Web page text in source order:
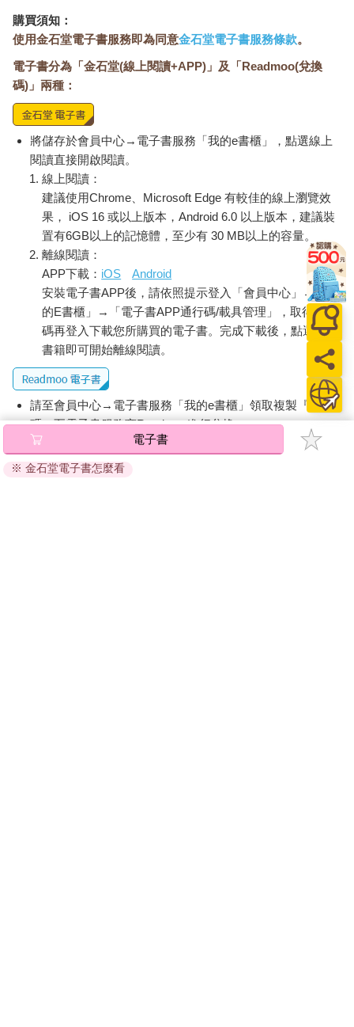
男人很感興趣。他到底是誰？難道他很有錢，買炸蘋果圈只是為
了浪費不吃嗎？他第五次來訪、第五次未動過炸蘋果圈、第五次
和分析，甚至可以成為她哲學論文的主題。
她在廢棄商場旁的社區大學，參加了名為「認知」的暑期課程。
毫無疑問，以這男人為主題，探討面對他時會碰上的哲學問題，
或許能夠讓泰維在班上得到A級分，並給明年的大學招生委員留下
深刻的印象。說不定還能讓她贏得一筆豐厚的獎學金，帶她逃離
這座令人發愁的蕭索之城。
「認知」一開始會引起泰維的注意，是因為那堂課不需要先修任
何的數學課程；課堂內容只包括閱讀、完成一篇十五頁的論文，
以及參加早晨講座，而這些都可以在下午回家睡覺之前完成。泰
維不太能理解大多數的文本，但她覺得教授肯定也是如此，因為
他看起來就像社區大學在街上找來的流浪漢。儘管如此，閱讀維
根斯坦（Wittgenstein）仍非常適合拿來打發深夜時刻。
泰維的母親僅僅在一瞥之間，就知道他是高棉人——這激起了泰
維對那位男人的興趣，想以哲學的角度再更認識他。
男人第三次到訪時，凱莉疑惑地皺起鼻子，低聲問道：「妳是怎
麼確定的？」
索西將展示櫃裡的甜甜圈整理好，瞧了一眼男人並說：「他當然
是高棉人啊。」當然，這使泰維抬起頭來，將視線離開了書本。
當然，泰維盯著那男人看的時候，母親的聲音也在她的腦海中迴
響著。當然，當然。
在泰維十六年的生命中，她的父母總能憑直覺就知道誰是高棉
人，誰又明顯不是——這一直使她感到相當驚奇又沮喪。只要做
了一些很普通的事情，例如喝一杯冰水，父親就會在房間的另一
頭喊道：「大屠殺的時候根本不會有冰塊！」他接著感嘆，「我
購買須知：
使用金石堂電子書服務即為同意金石堂電子書服務條款。
電子書分為「金石堂(線上閱讀+APP)」及「Readmoo(兌換
碼)」兩種：
將儲存於會員中心→電子書服務「我的e書櫃」，點選線上
閱讀直接開啟閱讀。
線上閱讀：
建議使用Chrome、Microsoft Edge 有較佳的線上瀏覽效
果， iOS 16 或以上版本，Android 6.0 以上版本，建議裝
置有6GB以上的記憶體，至少有 30 MB以上的容量。
離線閱讀：
APP下載： iOS
Android
安裝電子書APP後，請依照提示登入「會員中心」→「我
的E書櫃」→「電子書APP通行碼/載具管理」，取得通行
碼再登入下載您所購買的電子書。完成下載後，點選任一
書籍即可開始離線閱讀。
請至會員中心→電子書服務「我的e書櫃」領取複製『兌換
碼』至電子書服務商Readmoo進行兌換。
退換貨須知：
因版權保護，您在金石堂所購買的電子書僅能以金石堂專屬
電子書
※ 金石堂電子書怎麼看